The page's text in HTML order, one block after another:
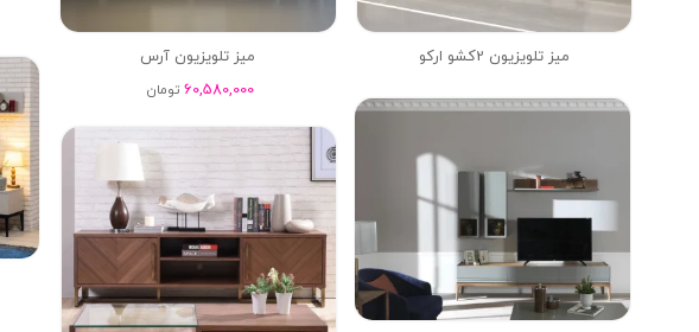
میز تلویزیون 2کشو ارکو
میز تلویزیون آرس
60,580,000 تومان